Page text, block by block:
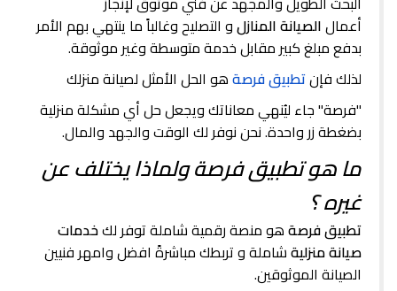
أعمالالصيانة المنازلو التصليح وغالباً ما ينتهي بهم الأمر
بدفع مبلغ كبير مقابل خدمة متوسطة وغير موثوقة.
لذلك فإنتطبيق فرصةهو الحل الأمثل لصيانة منزلك
"فرصة" جاء ليُنهي معاناتك ويجعل حل أي مشكلة منزلية
بضغطة زر واحدة. نحن نوفر لك الوقت والجهد والمال.
ما هو تطبيق فرصة ولماذا يختلف عن
غيره ؟
تطبيق فرصةهو منصة رقمية شاملة توفر لكخدمات
صيانة منزليةشاملة و تربطك مباشرةً افضل وامهر فنيين
الصيانة الموثوقين.